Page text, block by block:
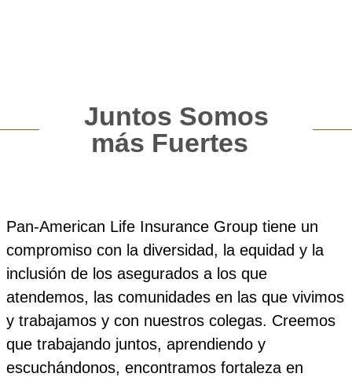
Juntos Somos
más Fuertes
Pan‑American Life Insurance Group tiene un
compromiso con la diversidad, la equidad y la
inclusión de los asegurados a los que
atendemos, las comunidades en las que vivimos
y trabajamos y con nuestros colegas. Creemos
que trabajando juntos, aprendiendo y
escuchándonos, encontramos fortaleza en